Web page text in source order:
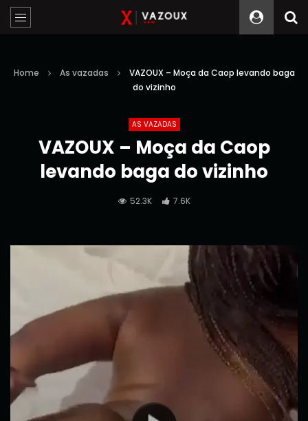
Home As vazadas
VAZOUX – Moça da Caop levando baga
do vizinho
AS VAZADAS
VAZOUX – Moça da Caop
levando baga do vizinho
52.3K 7.6K
Reprodutor
vídeo